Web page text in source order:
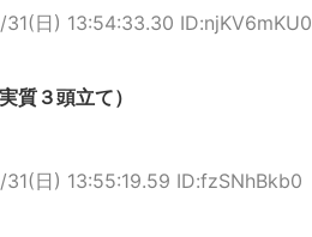
日) 13:54:33.30 ID:njKV6mKU0
質３頭立て）
日) 13:55:19.59 ID:fzSNhBkb0